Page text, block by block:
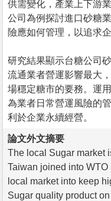
供需變化，產業上下游
公司為例探討進口砂糖
險應如何管理，以追求
研究結果顯示台糖公司
流通業者營運影響最大
場穩定糖市的要務。運
為業者日常營運風險的
利於企業永續經營。
論文外文摘要
The local Sugar market
Taiwan joined into WTO
local market into keep
Sugar quality product